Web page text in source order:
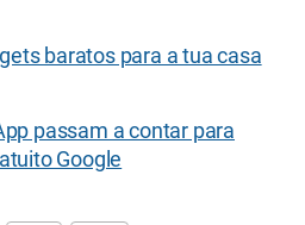
baratos para a tua casa
passam a contar para
Google